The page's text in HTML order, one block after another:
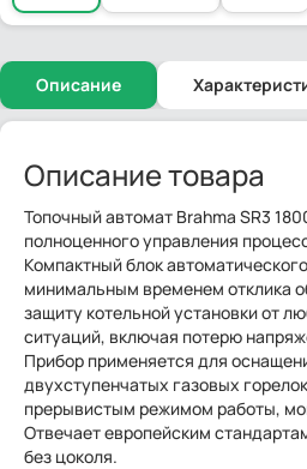
Описание
Описание товара
Топочный автомат Brahma SR3
полноценного управления
Компактный блок
минимальным временем отклика
защиту котельной установки от
ситуаций, включая потерю
Прибор применяется для
двухступенчатых газовых
прерывистым режимом работы,
Отвечает европейским
без цоколя.